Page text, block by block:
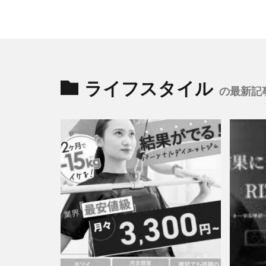
ライフスタイル の最新記